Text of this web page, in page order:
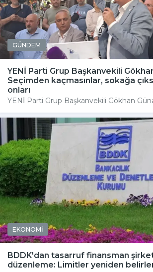
GÜNDEM
YENİ Parti Grup Başkanvekili
Seçimden kaçmasınlar, sokağa
onları
YENİ Parti Grup Başkanvekili Gökhan
EKONOMİ
BDDK'dan tasarruf finansman
düzenleme: Limitler yeniden